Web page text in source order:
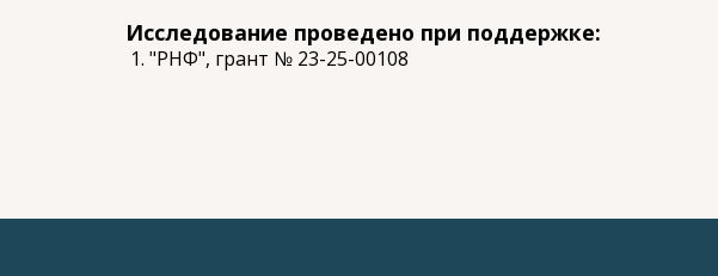
Исследование проведено при поддержке:
"РНФ", грант № 23-25-00108